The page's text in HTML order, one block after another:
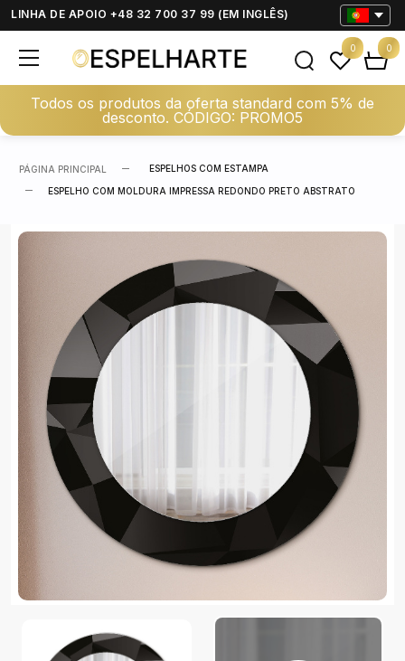
LINHA DE APOIO +48 32 700 37 99 (EM INGLÊS)
Todos os produtos da oferta standard com 5% de
desconto. CÓDIGO: PROMO5
0 0
PÁGINA PRINCIPAL ESPELHOS COM ESTAMPA
ESPELHO COM MOLDURA IMPRESSA REDONDO PRETO ABSTRATO